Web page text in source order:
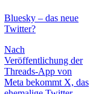
Bluesky – das neue
Twitter?
Nach
Veröffentlichung der
Threads-App von
Meta bekommt X, das